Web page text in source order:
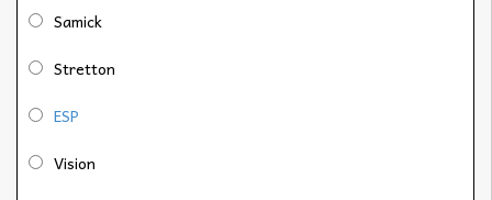
Samick
Stretton
ESP
Vision